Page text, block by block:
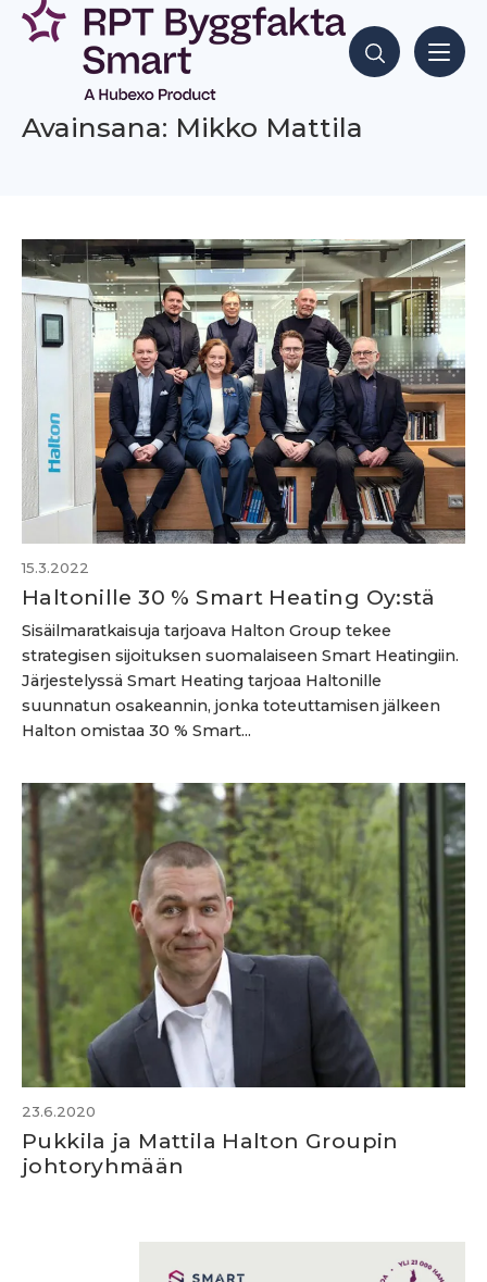
Siirry
sisältöön
Hae sisältöjä
Avainsana: Mikko Mattila
15.3.2022
Haltonille 30 % Smart Heating Oy:stä
Sisäilmaratkaisuja tarjoava Halton Group tekee
strategisen sijoituksen suomalaiseen Smart Heatingiin.
Järjestelyssä Smart Heating tarjoaa Haltonille
suunnatun osakeannin, jonka toteuttamisen jälkeen
Halton omistaa 30 % Smart...
23.6.2020
Pukkila ja Mattila Halton Groupin
johtoryhmään